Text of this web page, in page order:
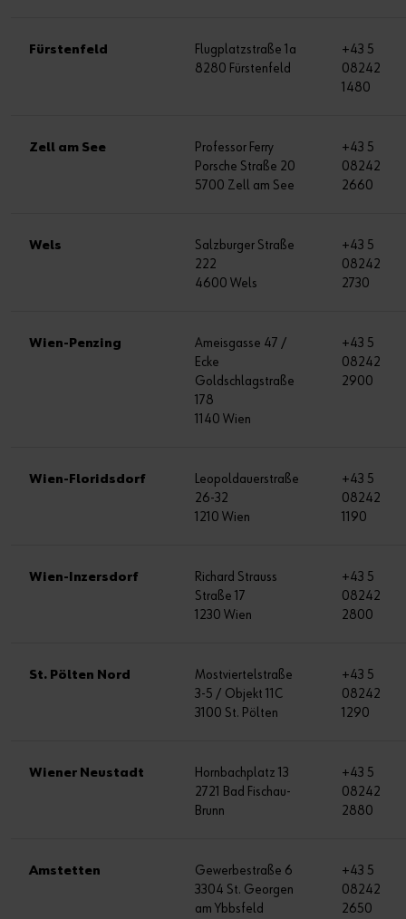
Fürstenfeld
Flugplatzstraße 1a
8280 Fürstenfeld
+43 5
08242
1480
Zell am See
Professor Ferry
Porsche Straße 20
5700 Zell am See
+43 5
08242
2660
Wels
Salzburger Straße
222
4600 Wels
+43 5
08242
2730
Wien-Penzing
Ameisgasse 47 /
Ecke
Goldschlagstraße
178
1140 Wien
+43 5
08242
2900
Wien-Floridsdorf
Leopoldauerstraße
26-32
1210 Wien
+43 5
08242
1190
Wien-Inzersdorf
Richard Strauss
Straße 17
1230 Wien
+43 5
08242
2800
St. Pölten Nord
Mostviertelstraße
3-5 / Objekt 11C
3100 St. Pölten
+43 5
08242
1290
Wiener Neustadt
Hornbachplatz 13
2721 Bad Fischau-
Brunn
+43 5
08242
2880
Amstetten
Gewerbestraße 6
3304 St. Georgen
am Ybbsfeld
+43 5
08242
2650